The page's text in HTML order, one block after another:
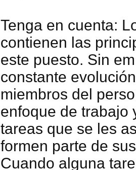
Tenga en cuenta:
contienen las
este puesto. Sin
constante
miembros del
enfoque de trabajo
tareas que se les
formen parte de
Cuando alguna